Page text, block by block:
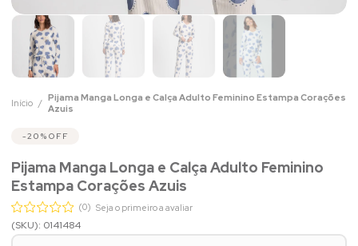
Início
Pijama Manga Longa e Calça Adulto Feminino Estampa Corações
Azuis
20% OFF
Pijama Manga Longa e Calça Adulto Feminino
Estampa Corações Azuis
(0) Seja o primeiro a avaliar
(SKU): 0141484